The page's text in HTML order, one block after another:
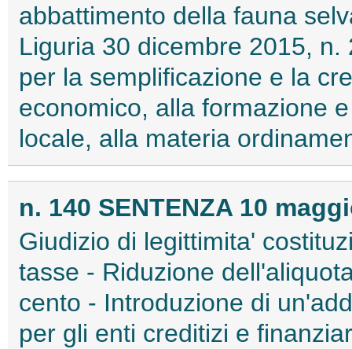
abbattimento della fauna
Liguria 30 dicembre 2015,
per la semplificazione e la
economico, alla formazione
locale, alla materia
n. 140 SENTENZA 10
Giudizio di legittimita'
tasse - Riduzione
cento - Introduzione di
per gli enti creditizi e